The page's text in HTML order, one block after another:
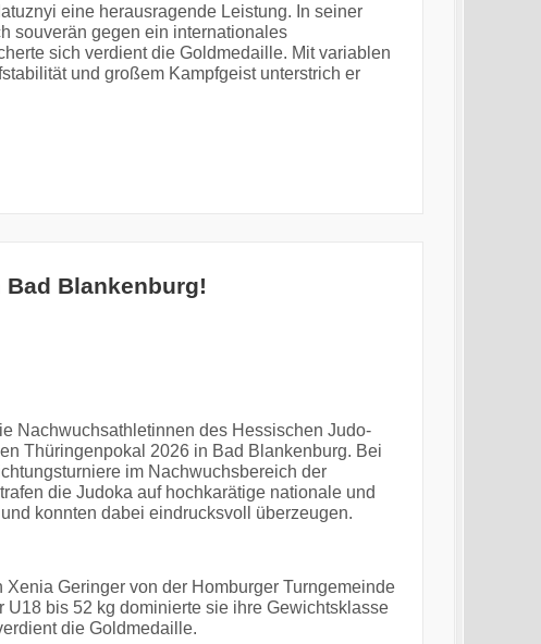
eine herausragende Leistung. In seiner
souverän gegen ein internationales
sich verdient die Goldmedaille. Mit variablen
und großem Kampfgeist unterstrich er
Blankenburg!
Nachwuchsathletinnen des Hessischen Judo-
Thüringenpokal 2026 in Bad Blankenburg. Bei
im Nachwuchsbereich der
die Judoka auf hochkarätige nationale und
konnten dabei eindrucksvoll überzeugen.
Geringer von der Homburger Turngemeinde
U18 bis 52 kg dominierte sie ihre Gewichtsklasse
die Goldmedaille.